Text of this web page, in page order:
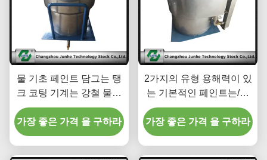
물 기초 페인트 담그는 탱
크 코팅 기계는 강철 물자
ISO9001를 분해합니다
가장 좋은 가격 을 구하라
2가지의 유형 용해력이 있
는 기본적인 페인트는/물
기초 페인트 담그는 탱크
코팅 기계 분해합니다
가장 좋은 가격 을 구하라